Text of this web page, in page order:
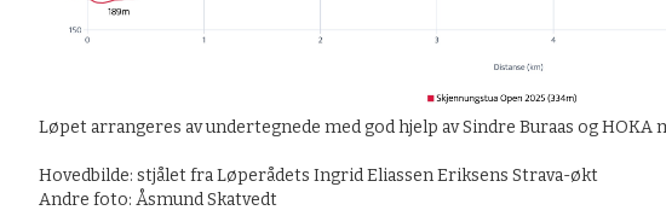
Løpet arrangeres av undertegnede med god hjelp av Sindre Buraas og HOKA
Hovedbilde: stjålet fra Løperådets Ingrid Eliassen Eriksens Strava-økt
Andre foto: Åsmund Skatvedt